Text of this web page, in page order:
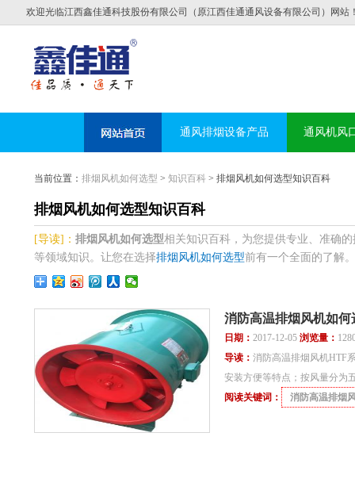
欢迎光临江西鑫佳通科技股份有限公司（原江西佳通通风设备有限公司）网站
通风排烟设备产品 通风机风
当前位置： 排烟风机如何选型 > 知识百科> 排烟风机如何选型知识百科
排烟风机如何选型知识百科
[导读]： 排烟风机如何选型相关知识百科，为您提供专业、准确
等领域知识。让您在选择排烟风机如何选型前有一个全面的了解
消防高温排烟风机如何
日期： 2017-12-05 浏览量：
导读： 消防高温排烟风机HTF
安装方便等特点；按风量分为
阅读关键词：
消防高温排烟